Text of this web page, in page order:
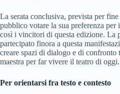
La serata conclusiva, prevista per
pubblico votare la sua preferenza
così i vincitori di questa edizione. La
partecipato finora a questa
creare spazi di dialogo e di confronto
maestra per far vivere il teatro di oggi.
Per orientarsi fra testo e contesto